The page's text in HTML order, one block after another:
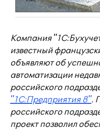
Компания
известный
объявляют об
автоматизации
российского
"1С:Предприятия 8".
российского
проект позволил